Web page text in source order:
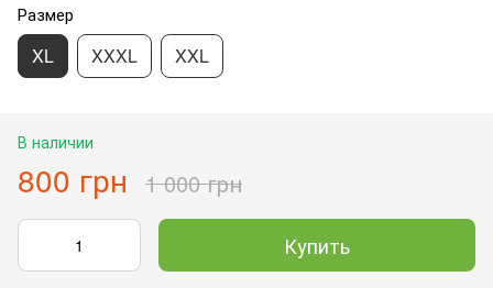
Размер
XL XXXL XXL
В наличии
800 грн 1 000 грн
Купить